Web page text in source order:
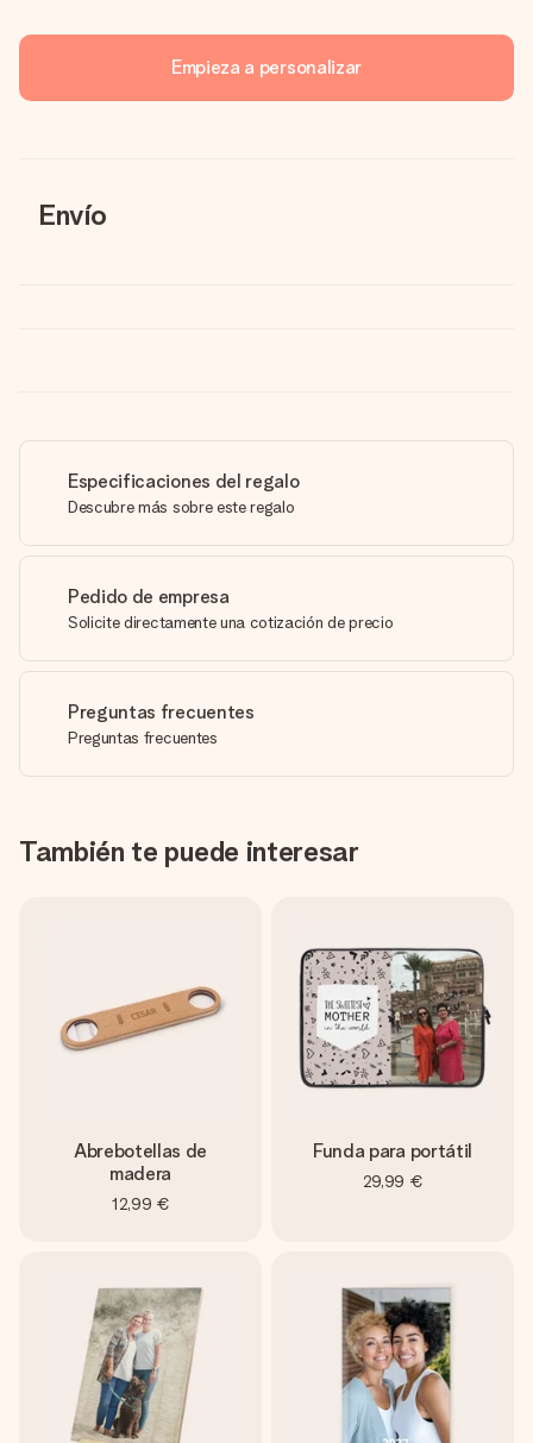
Empieza a personalizar
Envío
Especificaciones del regalo
Descubre más sobre este regalo
Pedido de empresa
Solicite directamente una cotización de precio
Preguntas frecuentes
Preguntas frecuentes
También te puede interesar
Abrebotellas de
madera
12,99 €
Funda para portátil
29,99 €